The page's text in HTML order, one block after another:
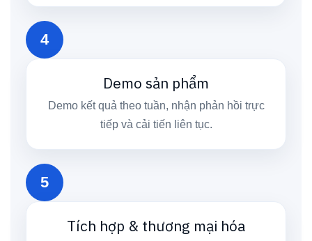
4
Demo sản phẩm
Demo kết quả theo tuần, nhận phản hồi trực
tiếp và cải tiến liên tục.
5
Tích hợp & thương mại hóa